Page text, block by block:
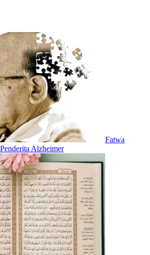
Fatwa
Alzheimer